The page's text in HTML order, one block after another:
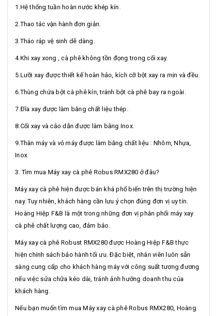
1.Hệ thống tuần hoàn nước khép kín.
2.Thao tác vận hành đơn giản.
3.Tháo ráp vệ sinh dễ dàng.
4.Khi xay xong , cà phê không tồn đọng trong cối xay.
5.Lưỡi xay được thiết kế hoàn hảo, kích cỡ bột xay ra mịn và đều.
6.Thùng chứa bột cà phê kín, tránh bột cà phê bay ra ngoài.
7.Đĩa xay được làm bằng chất liệu thép.
8.Cối xay và cảo dẫn được làm bằng Inox.
9.Thân máy và vỏ máy được làm bằng chất liệu : Nhôm, Nhựa,
Inox
3. Tìm mua Máy xay cà phê Robus RMX280 ở đâu?
Máy xay cà phê hiện được bán khá phổ biến trên thị trường hiện
nay. Tuy nhiên, khách hàng cần lưu ý chọn đúng đơn vị uy tín.
Hoàng Hiệp F&B là một trong những đơn vị phân phối máy xay
cà phê chất lượng cao, đảm bảo.
Máy xay cà phê Robust RMX280 được Hoàng Hiệp F&B thực
hiện chính sách bảo hành tối ưu. Đặc biệt, nhân viên luôn sẵn
sàng cung cấp cho khách hàng máy với công suất tương đương
nếu việc sửa chữa kéo dài, tránh ảnh hưởng doanh thu của
khách hàng.
Nếu bạn muốn tìm mua Máy xay cà phê Robus RMX280, Hoàng